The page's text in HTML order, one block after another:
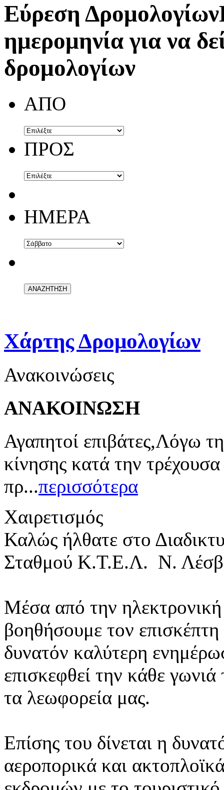
Εύρεση Δρομολογίων
ημερομηνία για να
δρομολογίων
ΑΠΟ
ΠΡΟΣ
ΗΜΕΡΑ
Χάρτης Δρομολογίων
Ανακοινώσεις
ΑΝΑΚΟΙΝΩΣΗ
Αγαπητοί επιβάτες,Λόγω
κίνησης κατά την
πρ...περισσότερα
Χαιρετισμός
Καλώς ήλθατε στο
Σταθμού Κ.Τ.Ε.Λ. Ν.
Μέσα από την ηλεκτρονική
βοηθήσουμε τον
δυνατόν καλύτερη
επισκεφθεί την κάθε
τα λεωφορεία μας.
Επίσης του δίνεται η
αεροπορικά και